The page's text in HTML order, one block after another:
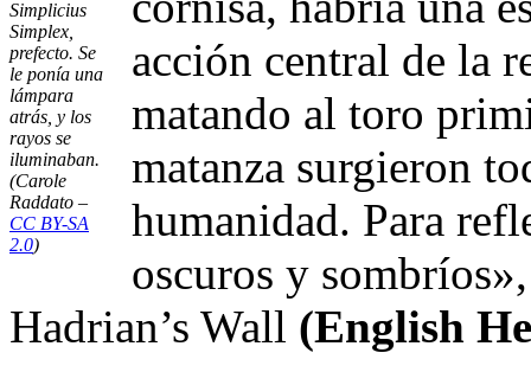
Simplicius
Simplex,
prefecto. Se
le ponía una
lámpara
atrás, y los
rayos se
iluminaban.
(Carole
Raddato –
CC BY-SA
2.0)
acción central de la
matando al toro
matanza surgieron
humanidad. Para
oscuros y
Hadrian’s Wall (English